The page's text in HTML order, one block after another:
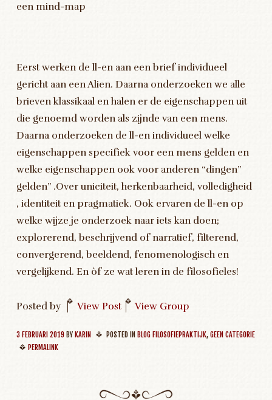
een mind-map
Eerst werken de ll-en aan een brief individueel
gericht aan een Alien. Daarna onderzoeken we alle
brieven klassikaal en halen er de eigenschappen uit
die genoemd worden als zijnde van een mens.
Daarna onderzoeken de ll-en individueel welke
eigenschappen specifiek voor een mens gelden en
welke eigenschappen ook voor anderen “dingen”
gelden” .Over uniciteit, herkenbaarheid, volledigheid
, identiteit en pragmatiek. Ook ervaren de ll-en op
welke wijze je onderzoek naar iets kan doen;
explorerend, beschrijvend of narratief, filterend,
convergerend, beeldend, fenomenologisch en
vergelijkend. En òf ze wat leren in de filosofieles!
Posted by | View Post | View Group
3 FEBRUARI 2019BY KARIN POSTED INBLOG FILOSOFIEPRAKTIJK,GEEN CATEGORIE
PERMALINK